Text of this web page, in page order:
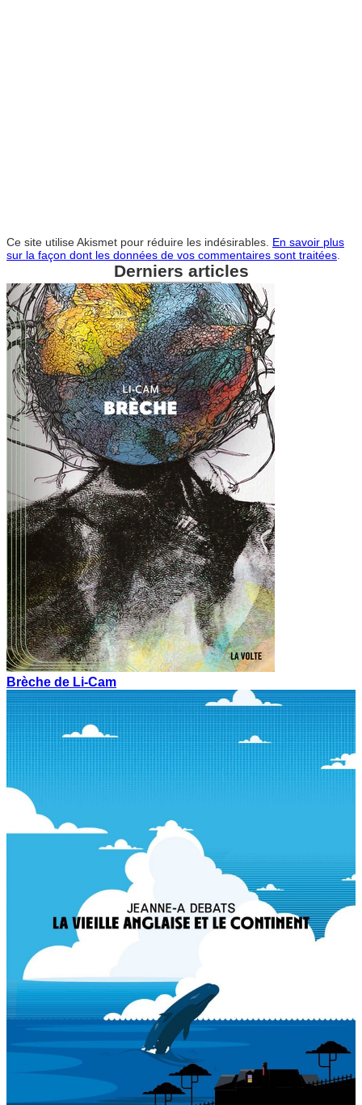
Ce site utilise Akismet pour réduire les indésirables. En savoir plus
sur la façon dont les données de vos commentaires sont traitées
Derniers articles
Brèche de Li-Cam